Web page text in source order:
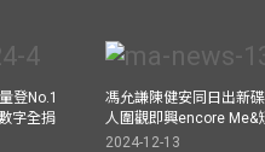
登No.1
字全捐
馮允謙陳健安同日出新
人圍觀即興encore Me&
2024-12-13